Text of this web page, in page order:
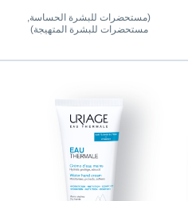
(مستحضرات للبشرة الحساسة,
مستحضرات للبشرة المتهيجة)